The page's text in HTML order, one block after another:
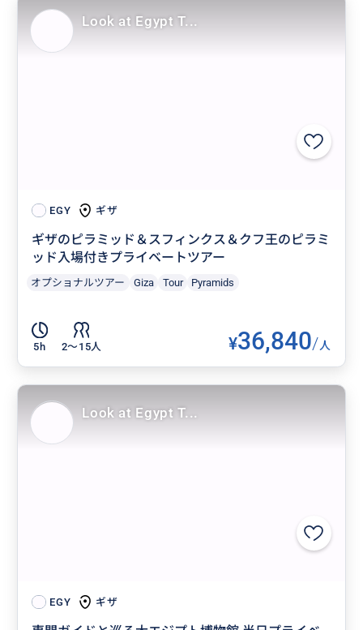
EGY ギザ
ギザのピラミッド＆スフィンクス＆クフ王のピラミ
ッド入場付きプライベートツアー
オプショナルツアー Giza Tour Pyramids
5h 2〜15人 ¥36,840/人
Look at Egypt T...
EGY ギザ
Look at Egypt T...